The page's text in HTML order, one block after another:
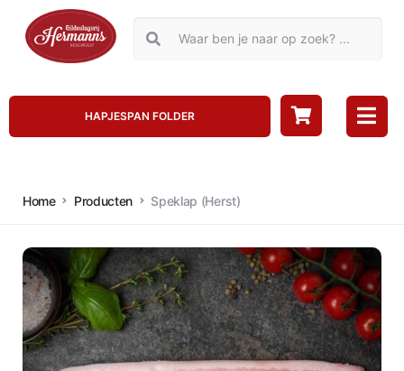
HAPJESPAN FOLDER
Home Producten Speklap (Herst)